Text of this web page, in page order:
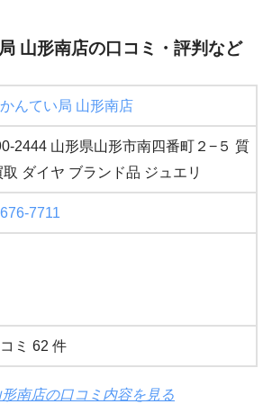
山形南店の口コミ・評判など
んてい局 山形南店
2444 山形県山形市南四番町２−５ 質
取 ダイヤ ブランド品 ジュエリ
7711
ミ 62 件
南店の口コミ内容を見る